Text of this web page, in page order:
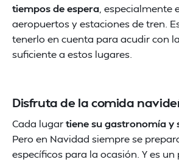
tiempos de espera , especialmente
aeropuertos y estaciones de tren.
tenerlo en cuenta para acudir con
suficiente a estos lugares.
Disfruta de la comida
Cada lugartiene su gastronomía y
Pero en Navidad siempre se
específicos para la ocasión. Y es un